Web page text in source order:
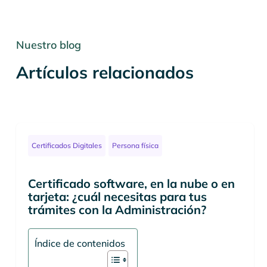
Nuestro blog
Artículos relacionados
Certificados Digitales Persona física
Certificado software, en la nube o en
tarjeta: ¿cuál necesitas para tus
trámites con la Administración?
Índice de contenidos